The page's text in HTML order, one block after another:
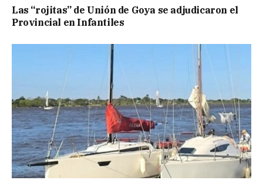
Las “rojitas” de Unión de Goya se adjudicaron el
Provincial en Infantiles